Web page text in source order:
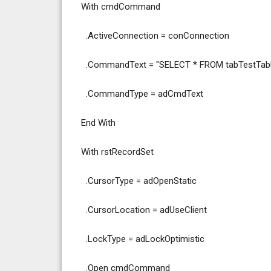
With cmdCommand
.ActiveConnection = conConnection
.CommandText = "SELECT * FROM
.CommandType = adCmdText
End With
With rstRecordSet
.CursorType = adOpenStatic
.CursorLocation = adUseClient
.LockType = adLockOptimistic
.Open cmdCommand